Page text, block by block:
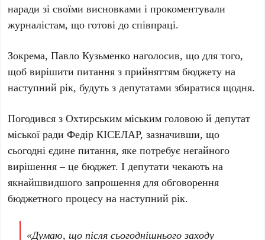
наради зі своїми висновками і прокоментували
журналістам, що готові до співпраці.
Зокрема, Павло Кузьменко наголосив, що для того,
щоб вирішити питання з прийняттям бюджету на
наступний рік, будуть з депутатами збиратися щодня.
Погодився з Охтирським міським головою й депутат
міської ради Федір КІСЕЛАР, зазначивши, що
сьогодні єдине питання, яке потребує негайного
вирішення – це бюджет. І депутати чекають на
якнайшвидшого запрошення для обговорення
бюджетного процесу на наступний рік.
«Думаю, що після сьогоднішнього заходу